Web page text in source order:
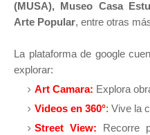
(MUSA), Museo Casa
Arte Popular, entre otras
La plataforma de google
explorar:
Art Camara: Explora
Videos en 360°: Vive la
Street View:
Recorre